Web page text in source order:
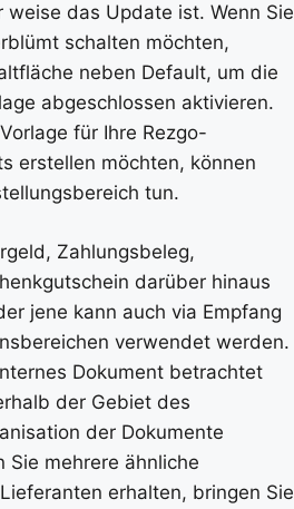
weise das Update ist. Wenn Sie
schalten möchten,
neben Default, um die
abgeschlossen aktivieren.
für Ihre Rezgo-
erstellen möchten, können
tun.
Zahlungsbeleg,
darüber hinaus
jene kann auch via Empfang
verwendet werden.
Dokument betrachtet
der Gebiet des
der Dokumente
mehrere ähnliche
erhalten, bringen Sie